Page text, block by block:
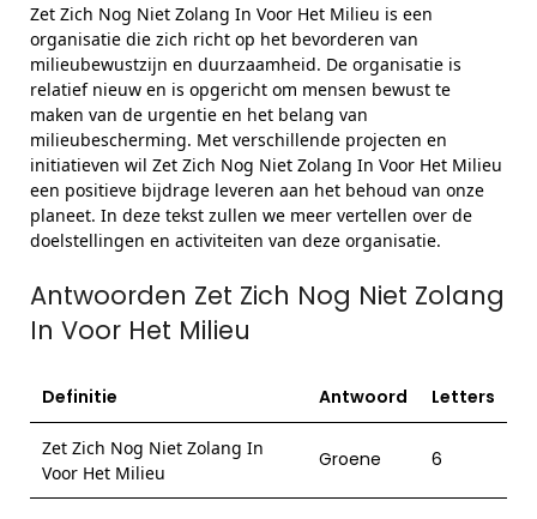
Zet Zich Nog Niet Zolang In Voor Het Milieu is een
organisatie die zich richt op het bevorderen van
milieubewustzijn en duurzaamheid. De organisatie is
relatief nieuw en is opgericht om mensen bewust te
maken van de urgentie en het belang van
milieubescherming. Met verschillende projecten en
initiatieven wil Zet Zich Nog Niet Zolang In Voor Het Milieu
een positieve bijdrage leveren aan het behoud van onze
planeet. In deze tekst zullen we meer vertellen over de
doelstellingen en activiteiten van deze organisatie.
Antwoorden Zet Zich Nog Niet Zolang
In Voor Het Milieu
Definitie Antwoord Letters
Zet Zich Nog Niet Zolang In
Voor Het Milieu
Groene 6